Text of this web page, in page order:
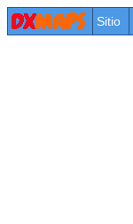
Sitio